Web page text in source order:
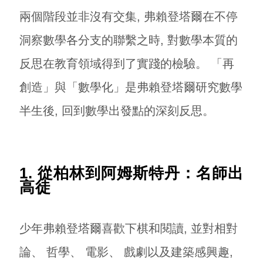
兩個階段並非沒有交集, 弗賴登塔爾在不停
洞察數學各分支的聯繫之時, 對數學本質的
反思在教育領域得到了實踐的檢驗。 「再
創造」與「數學化」是弗賴登塔爾研究數學
半生後, 回到數學出發點的深刻反思。
1. 從柏林到阿姆斯特丹：名師出
高徒
少年弗賴登塔爾喜歡下棋和閱讀, 並對相對
論、 哲學、 電影、 戲劇以及建築感興趣,